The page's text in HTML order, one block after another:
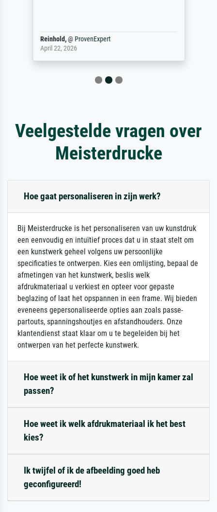
Reinhold,@ ProvenExpert
April 22, 2026
Veelgestelde vragen over
Meisterdrucke
Hoe gaat personaliseren in zijn werk?
Bij Meisterdrucke is het personaliseren van uw kunstdruk
een eenvoudig en intuïtief proces dat u in staat stelt om
een kunstwerk geheel volgens uw persoonlijke
specificaties te ontwerpen. Kies een omlijsting, bepaal de
afmetingen van het kunstwerk, beslis welk
afdrukmateriaal u verkiest en opteer voor gepaste
beglazing of laat het opspannen in een frame. Wij bieden
eveneens gepersonaliseerde opties aan zoals passe-
partouts, spanningshoutjes en afstandhouders. Onze
klantendienst staat klaar om u te begeleiden bij het
ontwerpen van het perfecte kunstwerk.
Hoe weet ik of het kunstwerk in mijn kamer zal
passen?
Hoe weet ik welk afdrukmateriaal ik het best
kies?
Ik twijfel of ik de afbeelding goed heb
geconfigureerd!